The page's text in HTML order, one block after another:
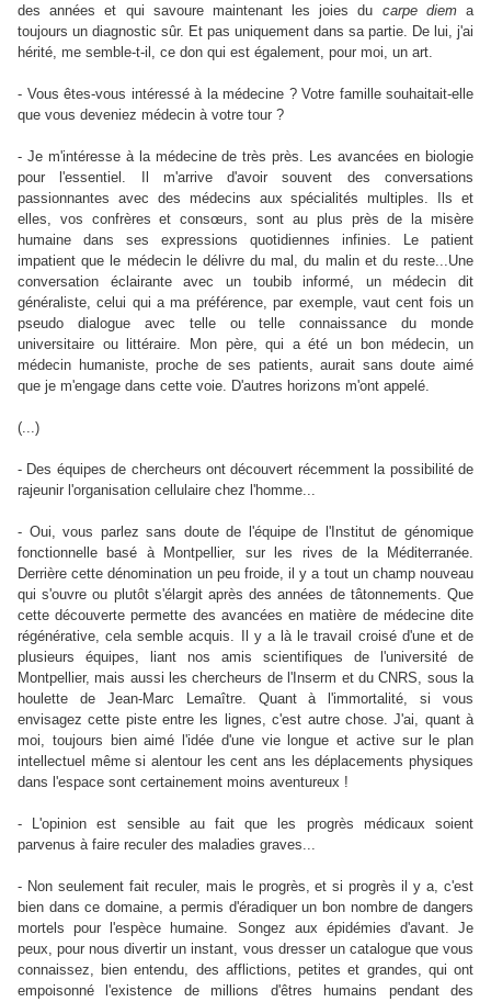
des années et qui savoure maintenant les joies du carpe diema
toujours un diagnostic sûr. Et pas uniquement dans sa partie. De lui, j'ai
hérité, me semble-t-il, ce don qui est également, pour moi, un art.
- Vous êtes-vous intéressé à la médecine ? Votre famille souhaitait-elle
que vous deveniez médecin à votre tour ?
- Je m'intéresse à la médecine de très près. Les avancées en biologie
pour l'essentiel. Il m'arrive d'avoir souvent des conversations
passionnantes avec des médecins aux spécialités multiples. Ils et
elles, vos confrères et consœurs, sont au plus près de la misère
humaine dans ses expressions quotidiennes infinies. Le patient
impatient que le médecin le délivre du mal, du malin et du reste...Une
conversation éclairante avec un toubib informé, un médecin dit
généraliste, celui qui a ma préférence, par exemple, vaut cent fois un
pseudo dialogue avec telle ou telle connaissance du monde
universitaire ou littéraire. Mon père, qui a été un bon médecin, un
médecin humaniste, proche de ses patients, aurait sans doute aimé
que je m'engage dans cette voie. D'autres horizons m'ont appelé.
(...)
- Des équipes de chercheurs ont découvert récemment la possibilité de
rajeunir l'organisation cellulaire chez l'homme...
- Oui, vous parlez sans doute de l'équipe de l'Institut de génomique
fonctionnelle basé à Montpellier, sur les rives de la Méditerranée.
Derrière cette dénomination un peu froide, il y a tout un champ nouveau
qui s'ouvre ou plutôt s'élargit après des années de tâtonnements. Que
cette découverte permette des avancées en matière de médecine dite
régénérative, cela semble acquis. Il y a là le travail croisé d'une et de
plusieurs équipes, liant nos amis scientifiques de l'université de
Montpellier, mais aussi les chercheurs de l'Inserm et du CNRS, sous la
houlette de Jean-Marc Lemaître. Quant à l'immortalité, si vous
envisagez cette piste entre les lignes, c'est autre chose. J'ai, quant à
moi, toujours bien aimé l'idée d'une vie longue et active sur le plan
intellectuel même si alentour les cent ans les déplacements physiques
dans l'espace sont certainement moins aventureux !
- L'opinion est sensible au fait que les progrès médicaux soient
parvenus à faire reculer des maladies graves...
- Non seulement fait reculer, mais le progrès, et si progrès il y a, c'est
bien dans ce domaine, a permis d'éradiquer un bon nombre de dangers
mortels pour l'espèce humaine. Songez aux épidémies d'avant. Je
peux, pour nous divertir un instant, vous dresser un catalogue que vous
connaissez, bien entendu, des afflictions, petites et grandes, qui ont
empoisonné l'existence de millions d'êtres humains pendant des